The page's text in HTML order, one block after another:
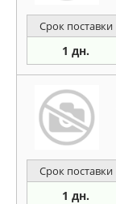
Срок поставки
1 дн.
Срок поставки
1 дн.